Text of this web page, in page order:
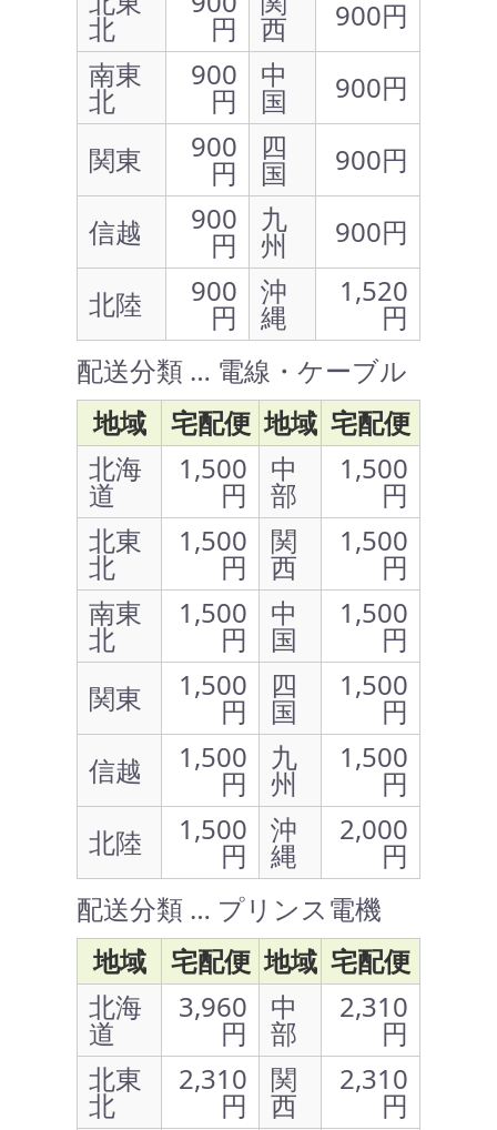
北 円 西
900円
南東
北
900
円
中
国
900円
関東
900
円
四
国
900円
信越
900
円
九
州
900円
北陸
900
円
沖
縄
1,520
円
配送分類 … 電線・ケーブル
地域
宅配便 地域 宅配便
北海
道
1,500
円
中
部
1,500
円
北東
北
1,500
円
関
西
1,500
円
南東
北
1,500
円
中
国
1,500
円
関東
1,500
円
四
国
1,500
円
信越
1,500
円
九
州
1,500
円
北陸
1,500
円
沖
縄
2,000
円
配送分類 … プリンス電機
地域
宅配便 地域 宅配便
北海
道
3,960
円
中
部
2,310
円
北東
北
2,310
円
関
西
2,310
円